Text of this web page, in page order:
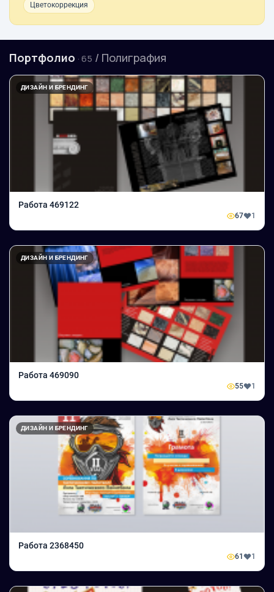
Цветокоррекция
Портфолио · 65 / Полиграфия
ДИЗАЙН И БРЕНДИНГ
Работа 469122
67 1
ДИЗАЙН И БРЕНДИНГ
Работа 469090
55 1
ДИЗАЙН И БРЕНДИНГ
Работа 2368450
61 1